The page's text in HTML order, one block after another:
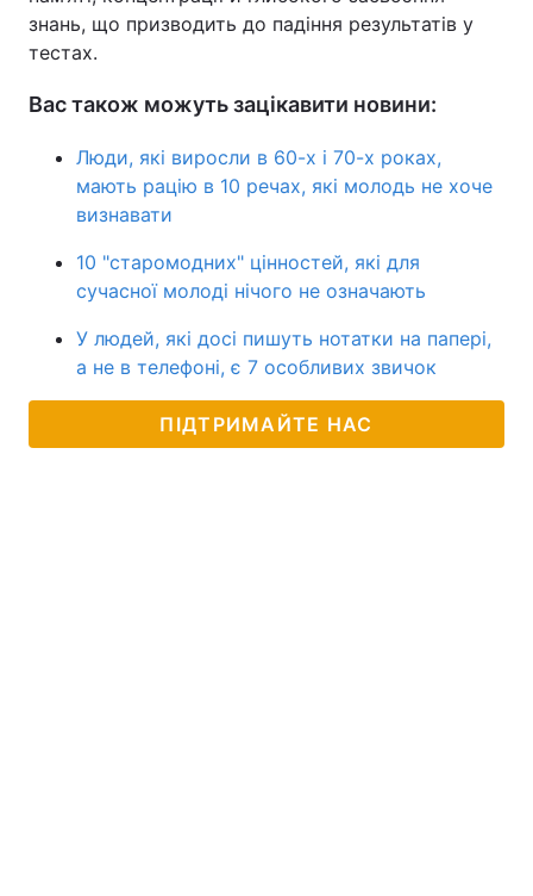
знань, що призводить до падіння результатів у
тестах.
Вас також можуть зацікавити новини:
Люди, які виросли в 60-х і 70-х роках,
мають рацію в 10 речах, які молодь не хоче
визнавати
10 "старомодних" цінностей, які для
сучасної молоді нічого не означають
У людей, які досі пишуть нотатки на папері,
а не в телефоні, є 7 особливих звичок
ПІДТРИМАЙТЕ НАС